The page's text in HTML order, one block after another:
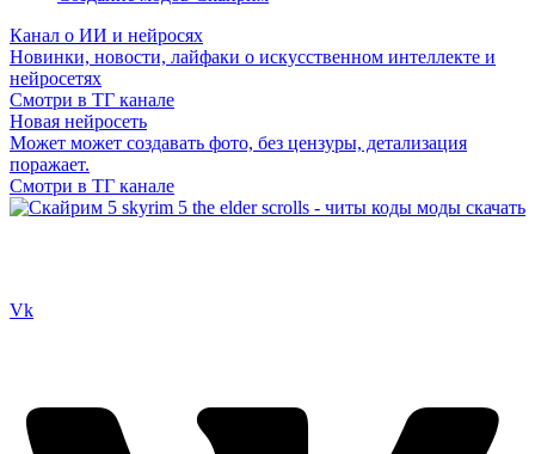
Канал о ИИ и нейросях
Новинки, новости, лайфаки о искусственном интеллекте и
нейросетях
Смотри в ТГ канале
Новая нейросеть
Может может создавать фото, без цензуры, детализация
поражает.
Смотри в ТГ канале
Vk